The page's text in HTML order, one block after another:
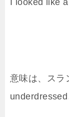
I looked like a
意味は、スラ
underdressed